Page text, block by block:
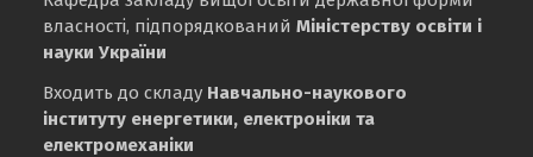
власності, підпорядкованийМіністерству освіти і
науки України
Входить до складу Навчально-наукового
інституту енергетики, електроніки та
електромеханіки